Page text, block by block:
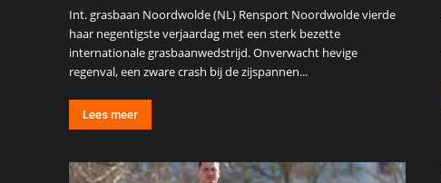
Int. grasbaan Noordwolde (NL) Rensport Noordwolde vierde
haar negentigste verjaardag met een sterk bezette
internationale grasbaanwedstrijd. Onverwacht hevige
regenval, een zware crash bij de zijspannen...
Lees meer